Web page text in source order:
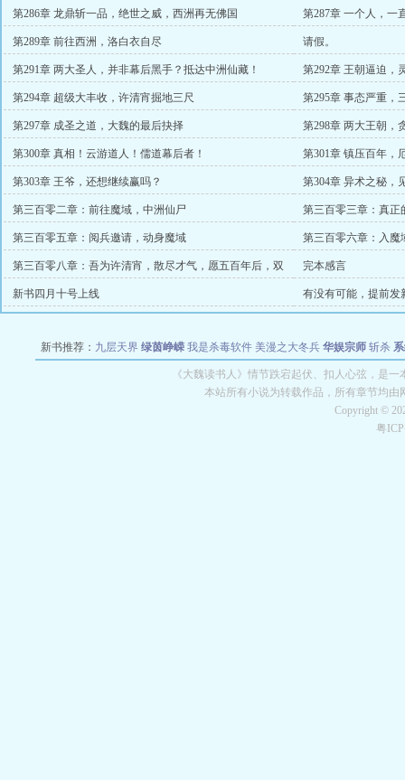
宫显
第286章 龙鼎斩一品，绝世之威，西洲再无佛国 第287章 一个人，一
第289章 前往西洲，洛白衣自尽 请假。
第291章 两大圣人，并非幕后黑手？抵达中洲仙藏！ 第292章 王朝逼迫，
第294章 超级大丰收，许清宵掘地三尺 第295章 事态严重，
第297章 成圣之道，大魏的最后抉择 第298章 两大王朝，
第300章 真相！云游道人！儒道幕后者！ 第301章 镇压百年，
第303章 王爷，还想继续赢吗？ 第304章 异术之秘，
第三百零二章：前往魔域，中洲仙尸 第三百零三章：真正
第三百零五章：阅兵邀请，动身魔域 第三百零六章：入魔
第三百零八章：吾为许清宵，散尽才气，愿五百年后，双
圣临世【大结局】
完本感言
新书四月十号上线 有没有可能，提前发
新书推荐： 九层天界 绿茵峥嵘 我是杀毒软件 美漫之大冬兵 华娱宗师 斩杀
教练万岁 都市全能巨星 绝对交易 全职武神 位面复
《大魏读书人》情节跌宕起伏、扣人心弦，是
本站所有小说为转载作品，所有章节均
Copyright ©
粤